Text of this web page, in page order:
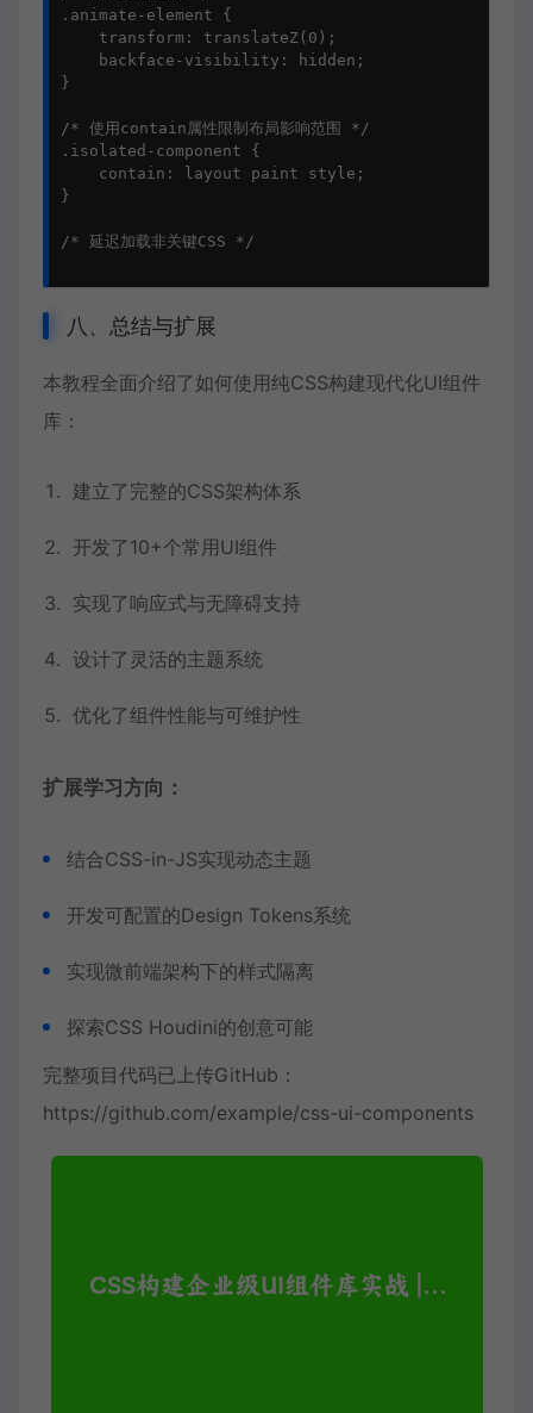
.animate-element {
    transform: translateZ(0);
    backface-visibility: hidden;
}
/* 使用contain属性限制布局影响范围 */
.isolated-component {
    contain: layout paint style;
}
/* 延迟加载非关键CSS */
八、总结与扩展
本教程全面介绍了如何使用纯CSS构建现代化UI组件
库：
建立了完整的CSS架构体系
开发了10+个常用UI组件
实现了响应式与无障碍支持
设计了灵活的主题系统
优化了组件性能与可维护性
扩展学习方向：
结合CSS-in-JS实现动态主题
开发可配置的Design Tokens系统
实现微前端架构下的样式隔离
探索CSS Houdini的创意可能
完整项目代码已上传GitHub：
https://github.com/example/css-ui-components